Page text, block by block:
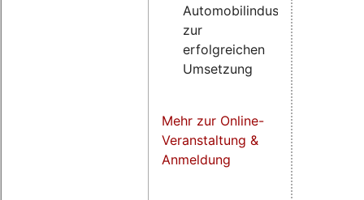
Automobilindustrie
zur
erfolgreichen
Umsetzung
Mehr zur Online-
Veranstaltung &
Anmeldung